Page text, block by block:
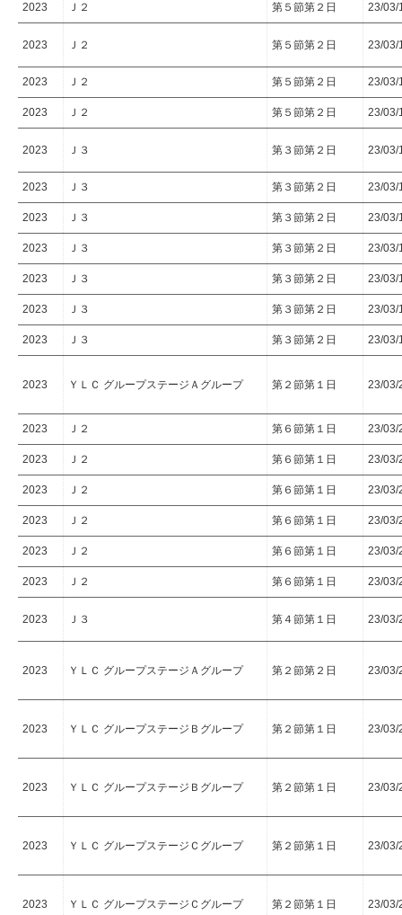
2023 Ｊ２ 第５節第２日 23/03/
2023 Ｊ２ 第５節第２日 23/03/
2023 Ｊ２ 第５節第２日 23/03/
2023 Ｊ２ 第５節第２日 23/03/
2023 Ｊ３ 第３節第２日 23/03/
2023 Ｊ３ 第３節第２日 23/03/
2023 Ｊ３ 第３節第２日 23/03/
2023 Ｊ３ 第３節第２日 23/03/
2023 Ｊ３ 第３節第２日 23/03/
2023 Ｊ３ 第３節第２日 23/03/
2023 Ｊ３ 第３節第２日 23/03/
2023 ＹＬＣ グループステージＡグループ 第２節第１日 23/03/
2023 Ｊ２ 第６節第１日 23/03/
2023 Ｊ２ 第６節第１日 23/03/
2023 Ｊ２ 第６節第１日 23/03/
2023 Ｊ２ 第６節第１日 23/03/
2023 Ｊ２ 第６節第１日 23/03/
2023 Ｊ２ 第６節第１日 23/03/
2023 Ｊ３ 第４節第１日 23/03/
2023 ＹＬＣ グループステージＡグループ 第２節第２日 23/03/
2023 ＹＬＣ グループステージＢグループ 第２節第１日 23/03/
2023 ＹＬＣ グループステージＢグループ 第２節第１日 23/03/
2023 ＹＬＣ グループステージＣグループ 第２節第１日 23/03/
2023 ＹＬＣ グループステージＣグループ 第２節第１日 23/03/